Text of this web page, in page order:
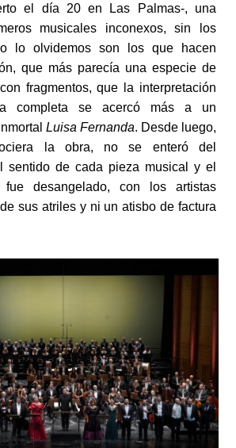
el día 20 en Las Palmas-, una
musicales inconexos, sin los
lo olvidemos son los que hacen
que más parecía una especie de
fragmentos, que la interpretación
completa se acercó más a un
Luisa Fernanda. Desde luego,
la obra, no se enteró del
sentido de cada pieza musical y el
fue desangelado, con los artistas
sus atriles y ni un atisbo de factura